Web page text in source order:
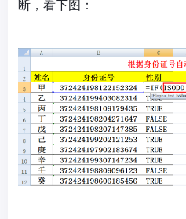
断，看下图：